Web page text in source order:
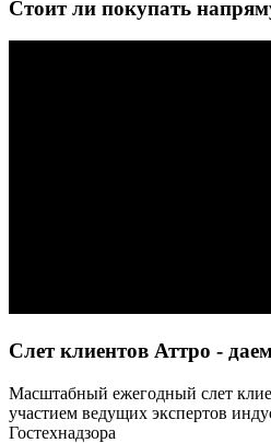
Стоит ли покупать
Слет клиентов Аттро -
Масштабный ежегодный слет
участием ведущих экспертов
Гостехнадзора